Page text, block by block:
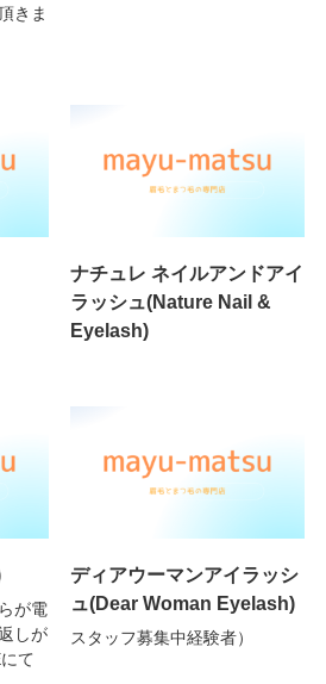
きま
ナチュレ ネイルアンドアイ
ラッシュ(Nature Nail &
Eyelash)
が電
しが
て
ディアウーマンアイラッシ
ュ(Dear Woman Eyelash)
スタッフ募集中経験者）